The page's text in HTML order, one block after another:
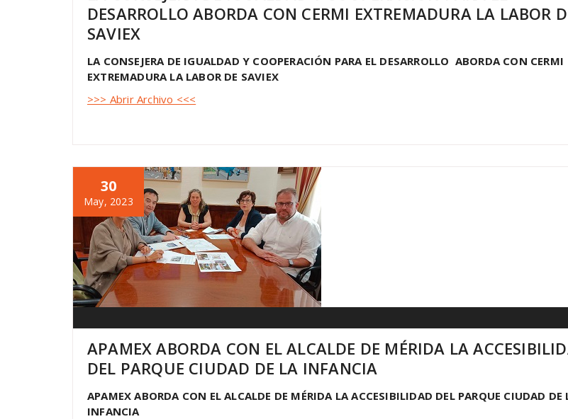
DESARROLLO ABORDA CON CERMI EXTREMADURA LA LABOR
SAVIEX
LA CONSEJERA DE IGUALDAD Y COOPERACIÓN PARA EL DESARROLLO ABORDA CON CERMI
EXTREMADURA LA LABOR DE SAVIEX
>>> Abrir Archivo <<<
30
May, 2023
APAMEX ABORDA CON EL ALCALDE DE MÉRIDA LA
DEL PARQUE CIUDAD DE LA INFANCIA
APAMEX ABORDA CON EL ALCALDE DE MÉRIDA LA ACCESIBILIDAD DEL PARQUE CIUDAD DE
INFANCIA